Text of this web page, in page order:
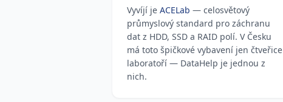
Vyvíjí je ACELab — celosvětový
průmyslový standard pro záchranu
dat z HDD, SSD a RAID polí. V Česku
má toto špičkové vybavení jen čtveřice
laboratoří — DataHelp je jednou z
nich.